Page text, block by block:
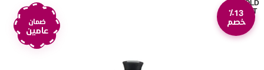
SOLD
OUT٪13
خصم
ضمان
عامين